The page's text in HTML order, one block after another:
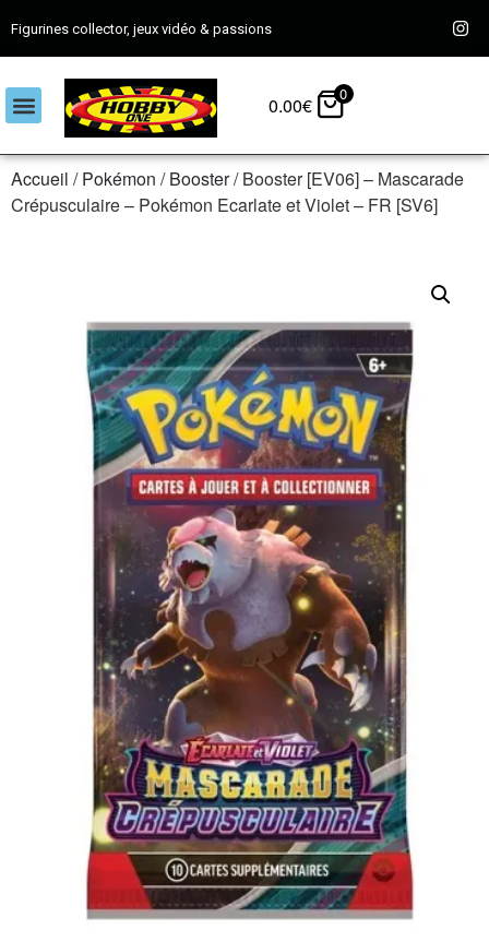
Figurines collector, jeux vidéo & passions
0.00€ 0
Accueil /Pokémon /Booster/ Booster [EV06] – Mascarade
Crépusculaire – Pokémon Ecarlate et Violet – FR [SV6]